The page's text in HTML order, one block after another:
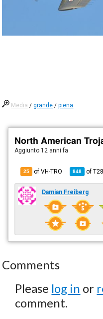
Media /grande /piena
North American
Aggiunto 12 anni fa
25 of VH-TRO 848 ofT28
Damian Freiberg
Comments
Please log in or
comment.